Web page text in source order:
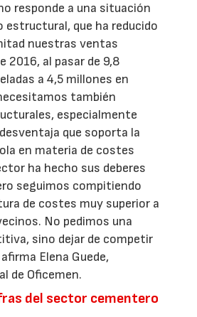
responde a una situación
estructural, que ha reducido
nuestras ventas
2016, al pasar de 9,8
a 4,5 millones en
también
especialmente
que soporta la
en materia de costes
ha hecho sus deberes
seguimos compitiendo
de costes muy superior a
No pedimos una
sino dejar de competir
Elena Guede,
de Oficemen.
del sector cementero